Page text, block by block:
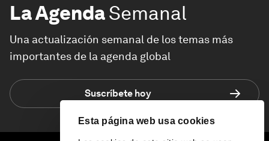
Esta página web usa cookies
La AgendaSemanal
Una actualización semanal de los temas más
importantes de la agenda global
Suscríbete hoy